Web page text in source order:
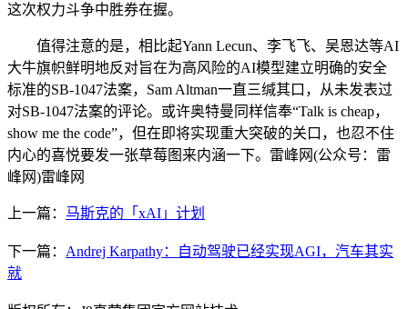
这次权力斗争中胜券在握。
值得注意的是，相比起Yann Lecun、李飞飞、吴恩达等AI
大牛旗帜鲜明地反对旨在为高风险的AI模型建立明确的安全
标准的SB-1047法案，Sam Altman一直三缄其口，从未发表过
对SB-1047法案的评论。或许奥特曼同样信奉“Talk is cheap，
show me the code”，但在即将实现重大突破的关口，也忍不住
内心的喜悦要发一张草莓图来内涵一下。雷峰网(公众号：雷
峰网)雷峰网
上一篇： 马斯克的「xAI」计划
下一篇： Andrej Karpathy：自动驾驶已经实现AGI，汽车其实
就